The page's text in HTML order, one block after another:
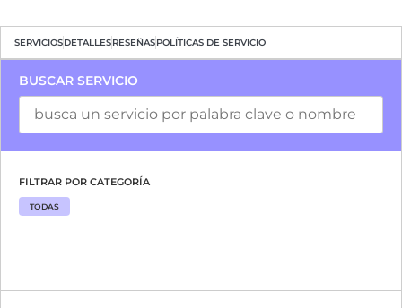
SERVICIOSDETALLESRESEÑASPOLÍTICAS DE SERVICIO
BUSCAR SERVICIO
FILTRAR POR CATEGORÍA
TODAS